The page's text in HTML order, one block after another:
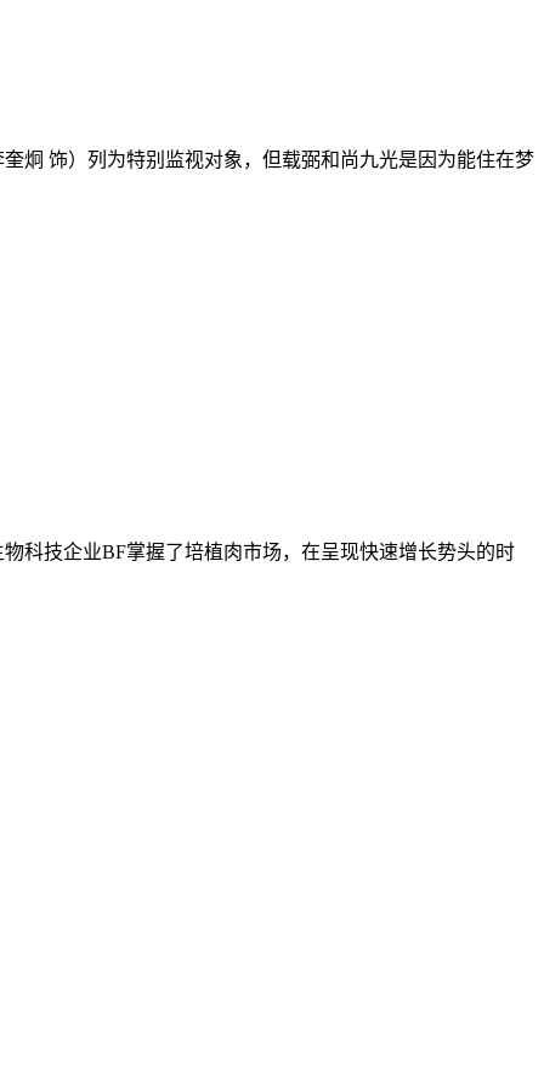
饰）列为特别监视对象，但载弼和尚九光是因为能住在梦
科技企业BF掌握了培植肉市场，在呈现快速增长势头的时